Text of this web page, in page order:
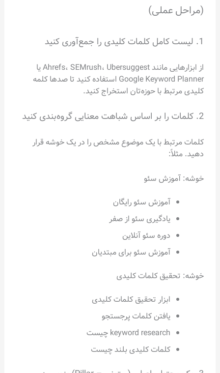
(مراحل عملی)
1. لیست کامل کلمات کلیدی را جمع‌آوری کنید
از ابزارهایی مانند Ahrefs، SEMrush، Ubersuggest یا
Google Keyword Planner استفاده کنید تا صدها کلمه
کلیدی مرتبط با حوزه‌تان استخراج کنید.
2. کلمات را بر اساس شباهت معنایی گروه‌بندی کنید
کلمات مرتبط با یک موضوع مشخص را در یک خوشه قرار
دهید. مثلاً:
خوشه: آموزش سئو
آموزش سئو رایگان
یادگیری سئو از صفر
دوره سئو آنلاین
آموزش سئو برای مبتدیان
خوشه: تحقیق کلمات کلیدی
ابزار تحقیق کلمات کلیدی
یافتن کلمات پرجستجو
keyword research چیست
کلمات کلیدی بلند چیست